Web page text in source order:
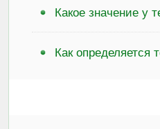
Какое значение у
Как определяется